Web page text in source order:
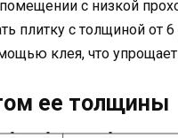
с низкой
плитку с толщиной от
клея, что
ее толщины